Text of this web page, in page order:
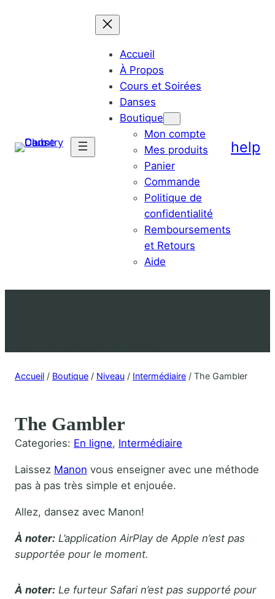
Accueil
À Propos
Cours et Soirées
Danses
Boutique
Mon compte
Mes produits
Panier
Commande
Politique de
confidentialité
Remboursements
et Retours
Aide
help
Accueil / Boutique / Niveau / Intermédiaire / The Gambler
The Gambler
Categories: En ligne, Intermédiaire
Laissez Manon vous enseigner avec une méthode
pas à pas très simple et enjouée.
Allez, dansez avec Manon!
À noter: L’application AirPlay de Apple n’est pas
supportée pour le moment.
À noter: Le furteur Safari n’est pas supporté pour